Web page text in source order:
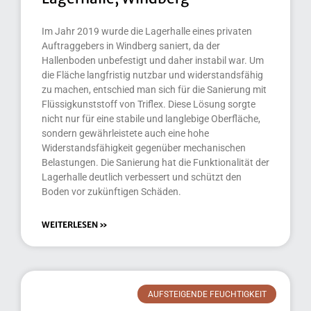
Im Jahr 2019 wurde die Lagerhalle eines privaten
Auftraggebers in Windberg saniert, da der
Hallenboden unbefestigt und daher instabil war. Um
die Fläche langfristig nutzbar und widerstandsfähig
zu machen, entschied man sich für die Sanierung mit
Flüssigkunststoff von Triflex. Diese Lösung sorgte
nicht nur für eine stabile und langlebige Oberfläche,
sondern gewährleistete auch eine hohe
Widerstandsfähigkeit gegenüber mechanischen
Belastungen. Die Sanierung hat die Funktionalität der
Lagerhalle deutlich verbessert und schützt den
Boden vor zukünftigen Schäden.
WEITERLESEN »
AUFSTEIGENDE FEUCHTIGKEIT